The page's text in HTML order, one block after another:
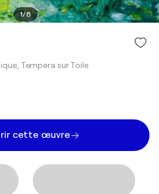
1/6
Tempera sur Toile
cette œuvre